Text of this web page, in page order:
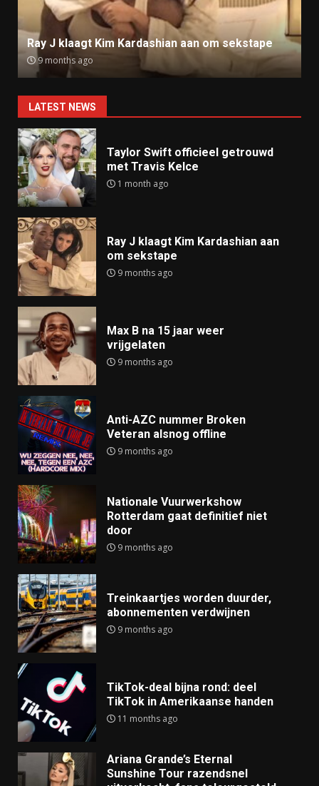
Ray J klaagt Kim Kardashian aan om sekstape
9 months ago
LATEST NEWS
Taylor Swift officieel getrouwd
met Travis Kelce
1 month ago
Ray J klaagt Kim Kardashian aan
om sekstape
9 months ago
Max B na 15 jaar weer
vrijgelaten
9 months ago
Anti-AZC nummer Broken
Veteran alsnog offline
9 months ago
Nationale Vuurwerkshow
Rotterdam gaat definitief niet
door
9 months ago
Treinkaartjes worden duurder,
abonnementen verdwijnen
9 months ago
TikTok-deal bijna rond: deel
TikTok in Amerikaanse handen
11 months ago
Ariana Grande’s Eternal
Sunshine Tour razendsnel